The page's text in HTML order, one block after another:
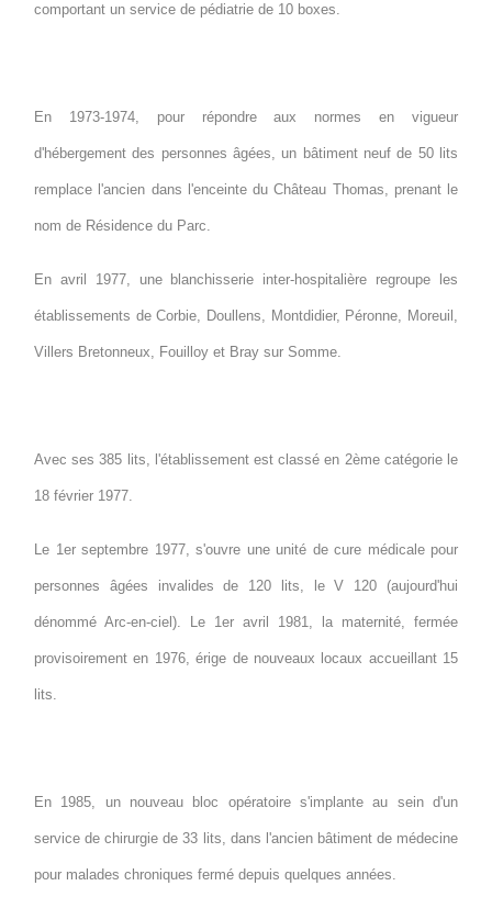
comportant un service de pédiatrie de 10 boxes.
En 1973-1974, pour répondre aux normes en vigueur
d'hébergement des personnes âgées, un bâtiment neuf de 50 lits
remplace l'ancien dans l'enceinte du Château Thomas, prenant le
nom de Résidence du Parc.
En avril 1977, une blanchisserie inter-hospitalière regroupe les
établissements de Corbie, Doullens, Montdidier, Péronne, Moreuil,
Villers Bretonneux, Fouilloy et Bray sur Somme.
Avec ses 385 lits, l'établissement est classé en 2ème catégorie le
18 février 1977.
Le 1er septembre 1977, s'ouvre une unité de cure médicale pour
personnes âgées invalides de 120 lits, le V 120 (aujourd'hui
dénommé Arc-en-ciel). Le 1er avril 1981, la maternité, fermée
provisoirement en 1976, érige de nouveaux locaux accueillant 15
lits.
En 1985, un nouveau bloc opératoire s'implante au sein d'un
service de chirurgie de 33 lits, dans l'ancien bâtiment de médecine
pour malades chroniques fermé depuis quelques années.